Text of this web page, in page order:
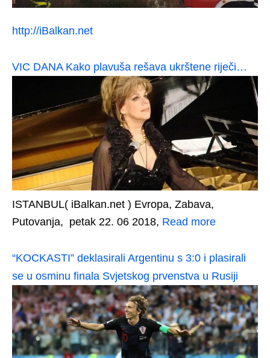
http://iBalkan.net
VIC DANA Kako plavuša rešava ukrštene riječi…
ISTANBUL( iBalkan.net ) Evropa, Zabava,
Putovanja, petak 22. 06 2018, Read more
“KOCKASTI” deklasirali Argentinu s 3:0 i plasirali
se u osminu finala Svjetskog prvenstva u Rusiji